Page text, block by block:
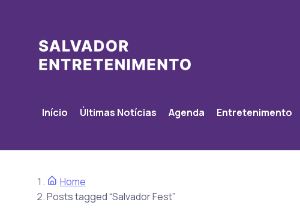
Início Últimas Notícias Agenda Entretenimento
Home
Posts tagged “Salvador Fest”